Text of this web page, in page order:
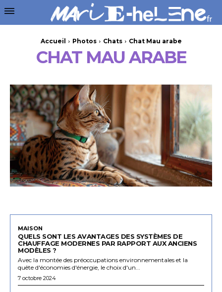
Accueil Photos Chats Chat Mau arabe
CHAT MAU ARABE
MAISON
QUELS SONT LES AVANTAGES DES SYSTÈMES DE
CHAUFFAGE MODERNES PAR RAPPORT AUX ANCIENS
MODÈLES ?
Avec la montée des préoccupations environnementales et la
quête d'économies d'énergie, le choix d'un...
7 octobre 2024